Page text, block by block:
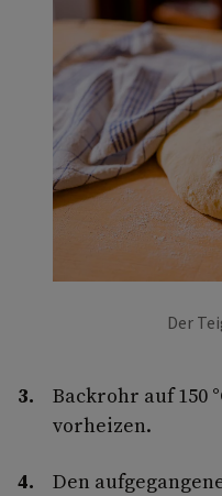
Der
Backrohr auf 150
vorheizen.
Den